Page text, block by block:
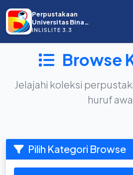
Perpustakaan
Universitas Bina
Darma
INLISLITE 3.3
Browse
Jelajahi koleksi
huruf
Pilih Kategori Browse